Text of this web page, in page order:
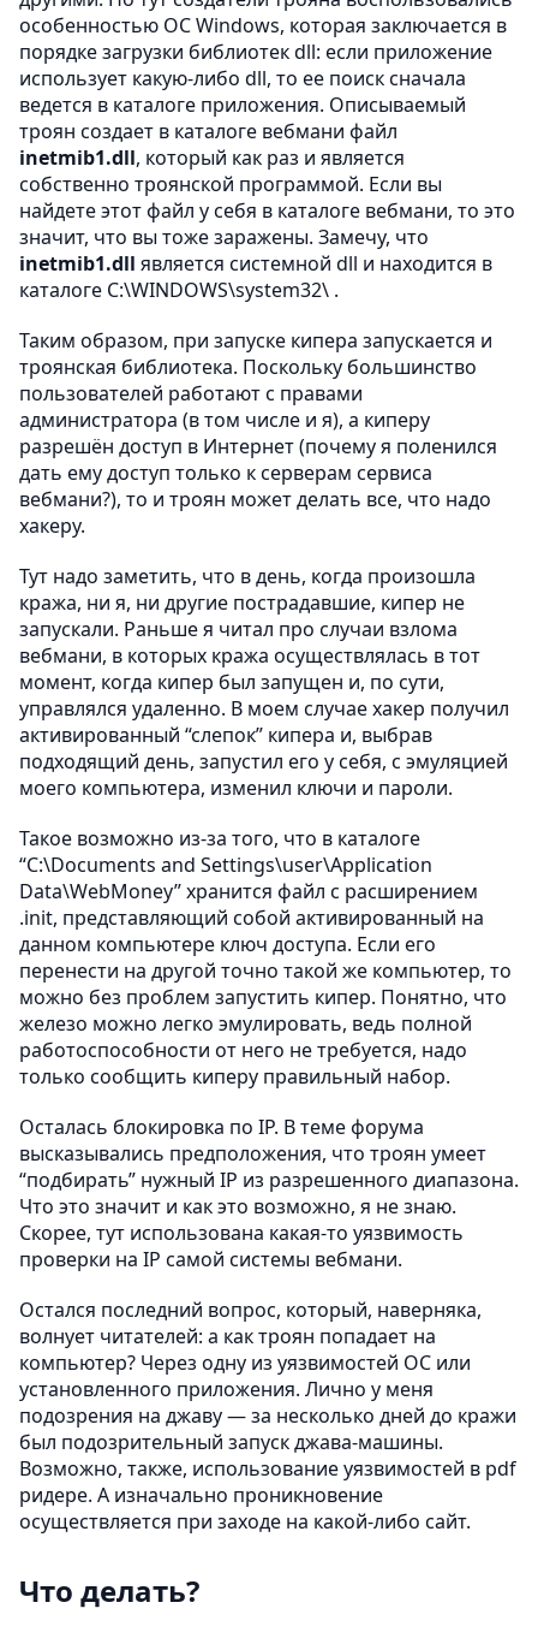
особенностью ОС Windows, которая заключается в
порядке загрузки библиотек dll: если приложение
использует какую-либо dll, то ее поиск сначала
ведется в каталоге приложения. Описываемый
троян создает в каталоге вебмани файл
inetmib1.dll, который как раз и является
собственно троянской программой. Если вы
найдете этот файл у себя в каталоге вебмани, то это
значит, что вы тоже заражены. Замечу, что
inetmib1.dll является системной dll и находится в
каталоге C:\WINDOWS\system32\ .
Таким образом, при запуске кипера запускается и
троянская библиотека. Поскольку большинство
пользователей работают с правами
администратора (в том числе и я), а киперу
разрешён доступ в Интернет (почему я поленился
дать ему доступ только к серверам сервиса
вебмани?), то и троян может делать все, что надо
хакеру.
Тут надо заметить, что в день, когда произошла
кража, ни я, ни другие пострадавшие, кипер не
запускали. Раньше я читал про случаи взлома
вебмани, в которых кража осуществлялась в тот
момент, когда кипер был запущен и, по сути,
управлялся удаленно. В моем случае хакер получил
активированный “слепок” кипера и, выбрав
подходящий день, запустил его у себя, с эмуляцией
моего компьютера, изменил ключи и пароли.
Такое возможно из-за того, что в каталоге
“C:\Documents and Settings\user\Application
Data\WebMoney” хранится файл с расширением
.init, представляющий собой активированный на
данном компьютере ключ доступа. Если его
перенести на другой точно такой же компьютер, то
можно без проблем запустить кипер. Понятно, что
железо можно легко эмулировать, ведь полной
работоспособности от него не требуется, надо
только сообщить киперу правильный набор.
Осталась блокировка по IP. В теме форума
высказывались предположения, что троян умеет
“подбирать” нужный IP из разрешенного диапазона.
Что это значит и как это возможно, я не знаю.
Скорее, тут использована какая-то уязвимость
проверки на IP самой системы вебмани.
Остался последний вопрос, который, наверняка,
волнует читателей: а как троян попадает на
компьютер? Через одну из уязвимостей ОС или
установленного приложения. Лично у меня
подозрения на джаву — за несколько дней до кражи
был подозрительный запуск джава-машины.
Возможно, также, использование уязвимостей в pdf
ридере. А изначально проникновение
осуществляется при заходе на какой-либо сайт.
Что делать?